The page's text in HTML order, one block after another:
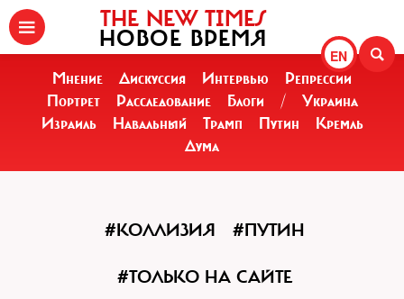
EN
THE NEW TIMES
НОВОЕ ВРЕМЯ
Мнение Дискуссия Интервью
Репрессии
Портрет
Расследование Блоги /
Украина
Израиль
Навальный Трамп Путин
Кремль
Дума
#КОЛЛИЗИЯ #ПУТИН
#ТОЛЬКО НА САЙТЕ